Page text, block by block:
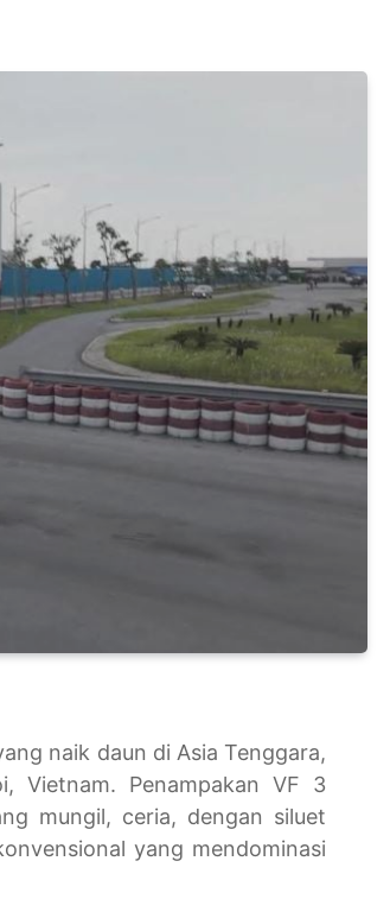
naik daun di Asia Tenggara,
Vietnam. Penampakan VF 3
mungil, ceria, dengan siluet
yang mendominasi